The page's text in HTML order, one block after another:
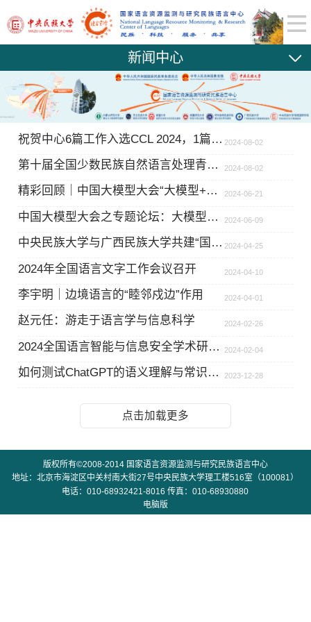
新闻中心
祝贺中心6篇工作入选CCL 2024，1篇获得大会亮点中文论文 2024-08-02
第十届全国少数民族自然语言处理青年论坛(MNLP 2024)在锡林浩特市顺利召开 2024-08-02
精彩回顾｜中国大模型大会“大模型+民族语言”专题论坛 2024-06-21
中国大模型大会之专题论坛：大模型+民族语言 2024-06-09
中央民族大学与广西民族大学共建“国家语言资源监测与研究民族语言中心广西民族语文大数据基地”揭牌 2024-04-25
2024年全国语言文字工作会议召开 2024-04-10
李宇明｜边境语言的“睦邻戍边”作用 2024-04-01
赵元任：游走于语言学与信息科学 2024-02-26
2024全国语言智能与信息安全学术研讨会在海南陵水圆满落幕 2024-02-04
如何测试ChatGPT的语义理解与常识推理水平？——兼谈大语言模型时代语言学的挑战与机会 2023-12-28
点击加载更多
版权所有©2008-2014 国家语言资源监测与研究民族语言中心
地址：北京市海淀区中关村南大街27号中央民族大学理工楼516室（100081）
电话：010-68932421-8016 传真：010-68930880
电脑版